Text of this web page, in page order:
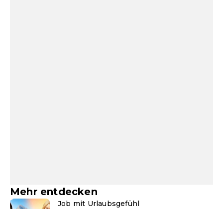
Mehr entdecken
Job mit Urlaubsgefühl